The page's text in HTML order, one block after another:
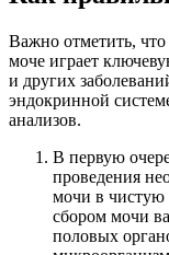
Важно отметить, что
моче играет
и других
эндокринной
анализов.
В первую
проведения
мочи в чистую
сбором мочи
половых